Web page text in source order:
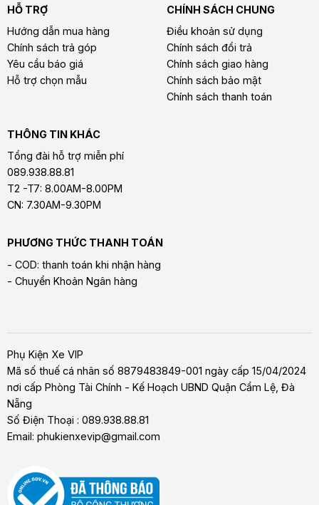
HỖ TRỢ
Hướng dẫn mua hàng
Chính sách trả góp
Yêu cầu báo giá
Hỗ trợ chọn mẫu
CHÍNH SÁCH CHUNG
Điều khoản sử dụng
Chính sách đổi trả
Chính sách giao hàng
Chính sách bảo mật
Chính sách thanh toán
THÔNG TIN KHÁC
Tổng đài hỗ trợ miễn phí
089.938.88.81
T2 -T7: 8.00AM-8.00PM
CN: 7.30AM-9.30PM
PHƯƠNG THỨC THANH TOÁN
- COD: thanh toán khi nhận hàng
- Chuyển Khoản Ngân hàng
Phụ Kiện Xe VIP
Mã số thuế cá nhân số 8879483849-001 ngày cấp 15/04/2024
nơi cấp Phòng Tài Chính - Kế Hoạch UBND Quận Cẩm Lệ, Đà
Nẵng
Số Điện Thoại : 089.938.88.81
Email: phukienxevip@gmail.com